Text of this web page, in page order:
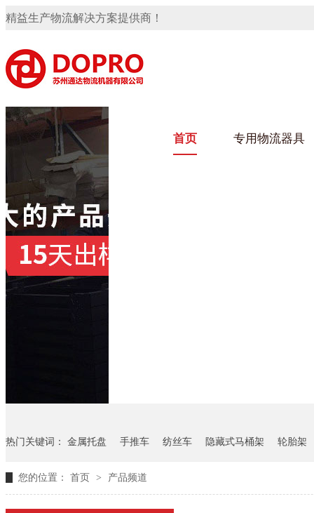
精益生产物流解决方案提供商！
首页 专用物流器具
91免费观看视频架
变速箱托盘
发动机料架
仪表盘料架
手推车
网箱
隐藏式马桶水箱支架
汽车行业
卫浴行业
热门关键词： 金属托盘 手推车 纺丝车 隐藏式马桶架 轮胎架
您的位置： 首页 > 产品频道